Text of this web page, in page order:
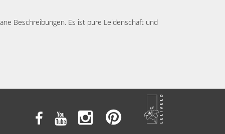
Beschreibungen. Es ist pure Leidenschaft und